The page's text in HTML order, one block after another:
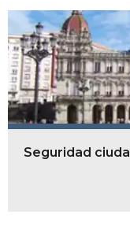
Seguridad